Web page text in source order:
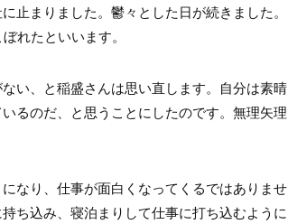
止まりました。鬱々とした日が続きました。
れたといいます。
い、と稲盛さんは思い直します。自分は素晴
るのだ、と思うことにしたのです。無理矢理
なり、仕事が面白くなってくるではありませ
ち込み、寝泊まりして仕事に打ち込むように